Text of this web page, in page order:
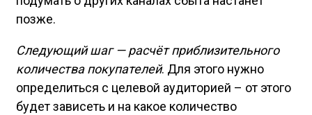
позже.
Следующий шаг — расчёт приблизительного
количества покупателей. Для этого нужно
определиться с целевой аудиторией – от этого
будет зависеть и на какое количество